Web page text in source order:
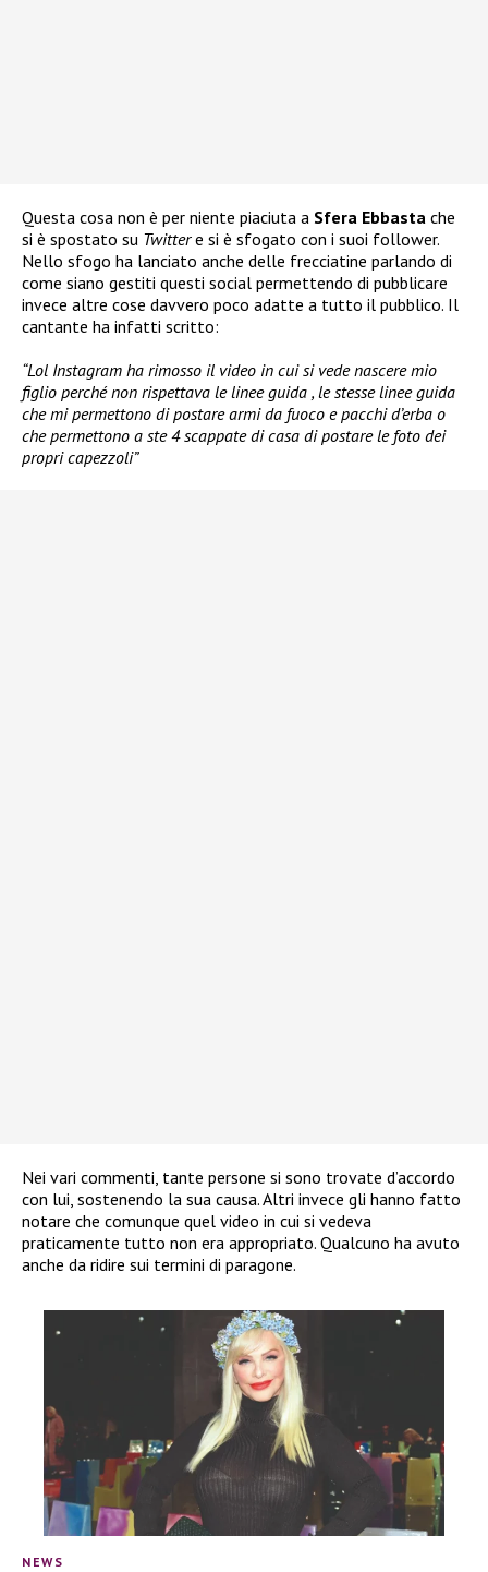
Questa cosa non è per niente piaciuta a Sfera Ebbasta che
si è spostato su Twittere si è sfogato con i suoi follower.
Nello sfogo ha lanciato anche delle frecciatine parlando di
come siano gestiti questi social permettendo di pubblicare
invece altre cose davvero poco adatte a tutto il pubblico. Il
cantante ha infatti scritto:
“Lol Instagram ha rimosso il video in cui si vede nascere mio
figlio perché non rispettava le linee guida , le stesse linee guida
che mi permettono di postare armi da fuoco e pacchi d’erba o
che permettono a ste 4 scappate di casa di postare le foto dei
propri capezzoli”
Nei vari commenti, tante persone si sono trovate d’accordo
con lui, sostenendo la sua causa. Altri invece gli hanno fatto
notare che comunque quel video in cui si vedeva
praticamente tutto non era appropriato. Qualcuno ha avuto
anche da ridire sui termini di paragone.
NEWS